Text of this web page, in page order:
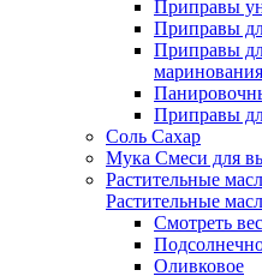
Приправы
Приправы
Приправы
маринования
Приправы
Соль Сахар
Мука Смеси для
Растительные
Растительные
Смотреть
Оливковое